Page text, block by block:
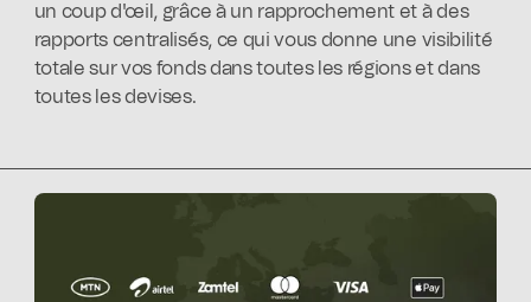
un coup d'œil, grâce à un rapprochement et à des
rapports centralisés, ce qui vous donne une visibilité
totale sur vos fonds dans toutes les régions et dans
toutes les devises.